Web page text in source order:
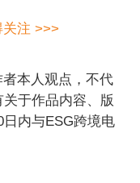
注 >>>
本人观点，不代
于作品内容、版
内与ESG跨境电